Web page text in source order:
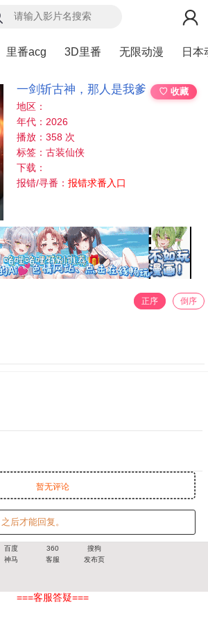
里番acg 3D里番 无限动漫 日本
一剑斩古神，那人是我爹
♡ 收藏
地区：
年代：2026
播放：358 次
标签：古装仙侠
下载：
报错/寻番：报错求番入口
正序 倒序
暂无评论
之后才能回复。
百度 360
搜狗
神马
客服 发布页
===客服答疑===